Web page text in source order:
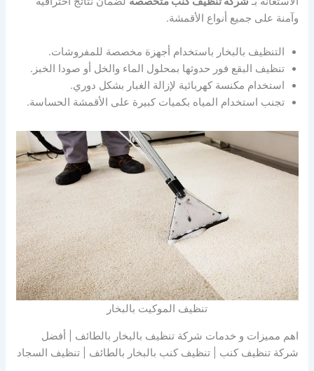
وآمنة على جميع أنواع الأقمشة.
التنظيف بالبخار باستخدام أجهزة مخصصة للمفروشات.
تنظيف البقع فور حدوثها بمحلول الماء والخل أو صودا الخبز.
استخدام مكنسة كهربائية لإزالة الغبار بشكل دوري.
تجنب استخدام المياه بكميات كبيرة على الأقمشة الحساسة.
تنظيف الموكيت بالبخار
اهم مميزات و خدمات شركة تنظيف بالبخار بالطائف | أفضل
شركة تنظيف كنب | تنظيف كنب بالبخار بالطائف | تنظيف السجاد